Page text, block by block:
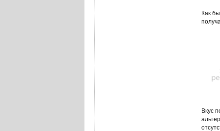
Как
Вкус